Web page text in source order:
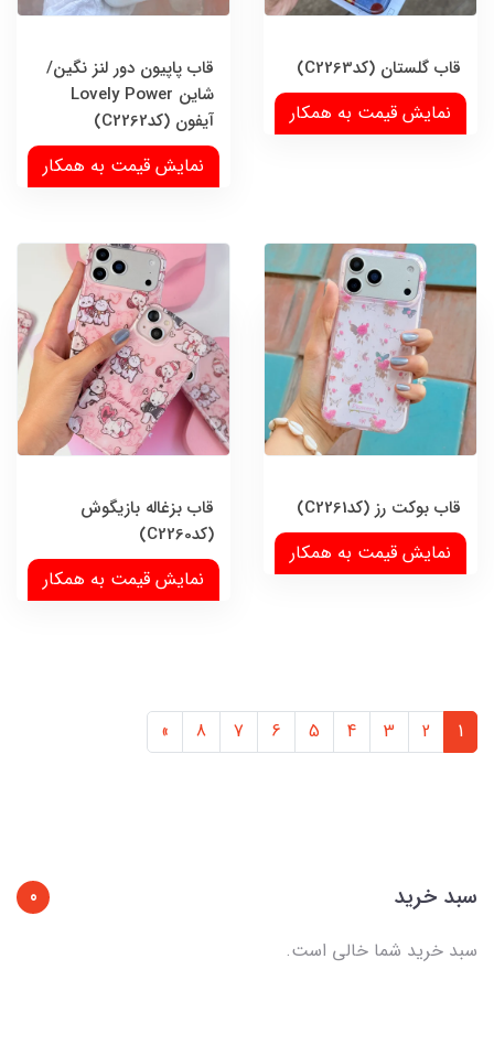
قاب گلستان (کدC2263)
نمایش قیمت به همکار
قاب پاپیون دور لنز نگین/
شاین Lovely Power
آیفون (کدC2262)
نمایش قیمت به همکار
قاب بوکت رز (کدC2261)
نمایش قیمت به همکار
قاب بزغاله بازیگوش
(کدC2260)
نمایش قیمت به همکار
1
2
3
4
5
6
7
8
»
سبد خرید
0
سبد خرید شما خالی است.